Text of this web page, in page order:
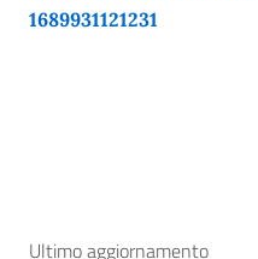
1689931121231
Ultimo aggiornamento